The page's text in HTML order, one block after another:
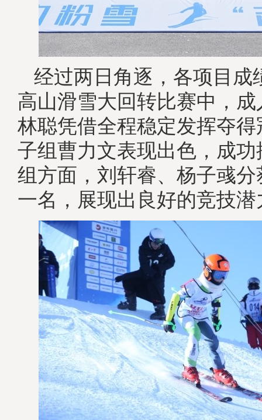
经过两日角逐，各项目成
高山滑雪大回转比赛中，
林聪凭借全程稳定发挥夺
子组曹力文表现出色，成
组方面，刘轩睿、杨子彧
一名，展现出良好的竞技潜